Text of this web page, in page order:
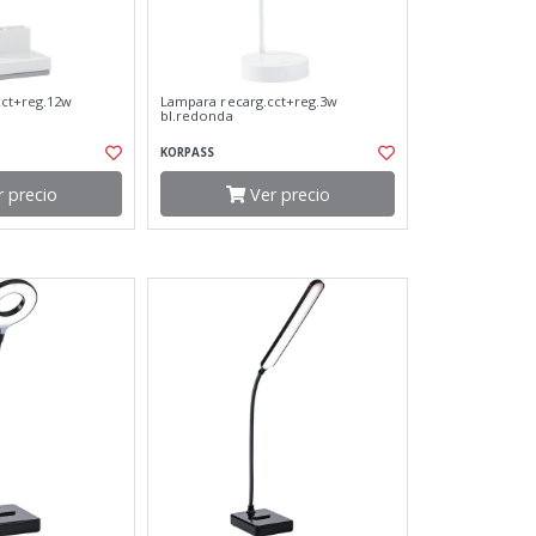
precio
Lampara recarg.cct+reg.3w
bl.redonda
KORPASS
Ver precio